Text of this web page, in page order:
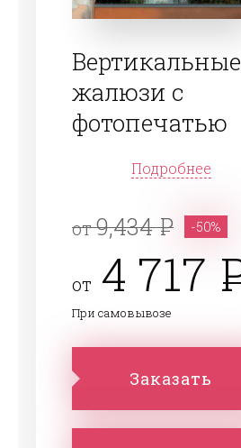
Вертикальные
жалюзи с
фотопечатью
Подробнее
от9,434 -50%
от 4 717
При самовывозе
Заказать